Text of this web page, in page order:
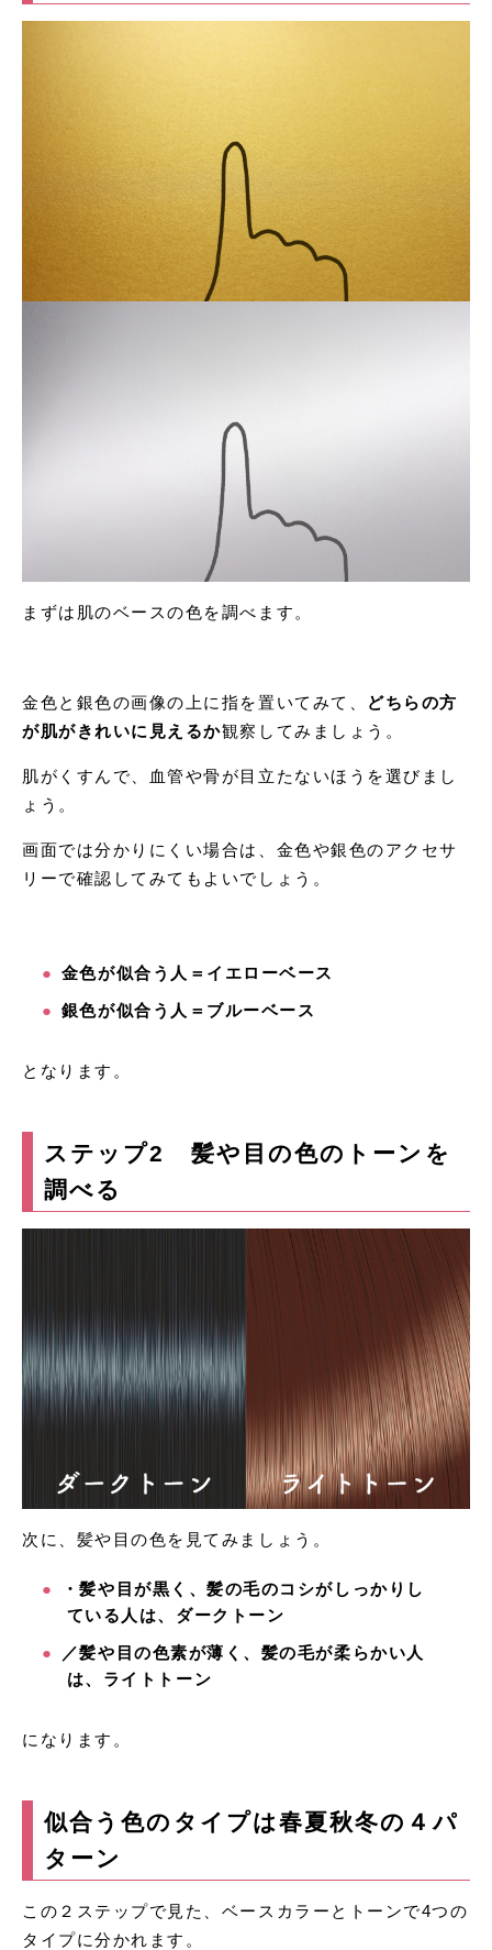
まずは肌のベースの色を調べます。
金色と銀色の画像の上に指を置いてみて、
どちらの方
が肌がきれいに見えるか観察してみましょう。
肌がくすんで、血管や骨が目立たないほうを選びまし
ょう。
画面では分かりにくい場合は、金色や銀色のアクセサ
リーで確認してみてもよいでしょう。
金色が似合う人＝イエローベース
銀色が似合う人＝ブルーベース
となります。
ステップ2 髪や目の色のトーンを
調べる
次に、髪や目の色を見てみましょう。
・髪や目が黒く、髪の毛のコシがしっかりし
ている人は、ダークトーン
／髪や目の色素が薄く、髪の毛が柔らかい人
は、ライトトーン
になります。
似合う色のタイプは春夏秋冬の４パ
ターン
この２ステップで見た、ベースカラーとトーンで4つの
タイプに分かれます。